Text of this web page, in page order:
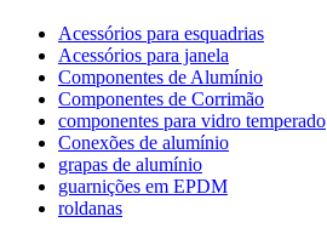
Acessórios para esquadrias
Acessórios para janela
Componentes de Alumínio
Componentes de Corrimão
componentes para vidro temperado
Conexões de alumínio
grapas de alumínio
guarnições em EPDM
roldanas